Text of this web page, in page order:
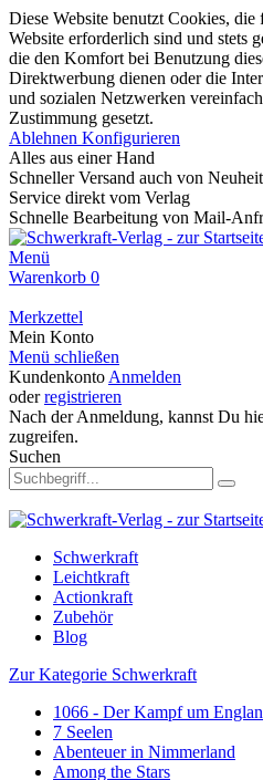
Diese Website benutzt Cookies,
Website erforderlich sind und stets
die den Komfort bei Benutzung
Direktwerbung dienen oder die
und sozialen Netzwerken
Zustimmung gesetzt.
Ablehnen Konfigurieren
Alles aus einer Hand
Schneller Versand auch von
Service direkt vom Verlag
Schnelle Bearbeitung von Mail-
Menü
Warenkorb 0
Merkzettel
Mein Konto
Menü schließen
Kundenkonto Anmelden
oderregistrieren
Nach der Anmeldung, kannst Du
zugreifen.
Suchen
Schwerkraft
Leichtkraft
Actionkraft
Zubehör
Blog
Zur Kategorie Schwerkraft
1066 - Der Kampf um
7 Seelen
Abenteuer in Nimmerland
Among the Stars